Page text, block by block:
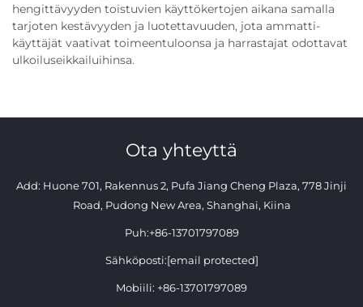
hengittävyyden toistuvien käyttökertojen aikana samalla
tarjoten kestävyyden ja luotettavuuden, jota ammatti­
käyttäjät vaativat toimeentuloonsa ja harrastajat odottavat
ulkoilu­seikkailuihinsa.
Ota yhteyttä
Add: Huone 701, Rakennus 2, Pufa Jiang Cheng Plaza, 778 Jinji
Road, Pudong New Area, Shanghai, Kiina
Puh:+86-13701797089
Sähköposti:[email protected]
Mobiili: +86-13701797089